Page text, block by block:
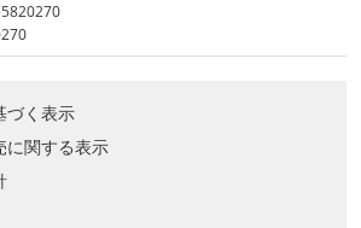
づく表示
に関する表示